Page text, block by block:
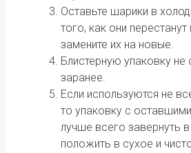
Оставьте шарики в
того, как они
замените их на новые.
Блистерную упаковку не
заранее.
Если используются не
то упаковку с
лучше всего завернуть в
положить в сухое и